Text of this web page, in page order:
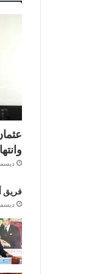
ديسمبر 16,
فريق
ديسمبر 24,